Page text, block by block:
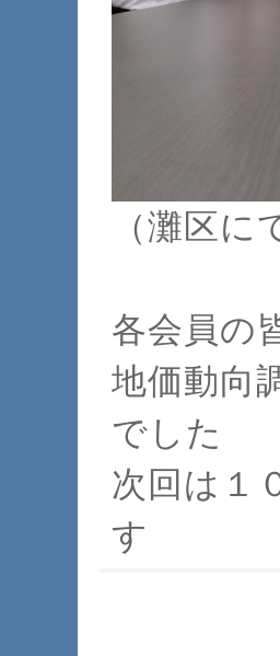
（灘区に
各会員の
地価動向
でした
次回は１
す